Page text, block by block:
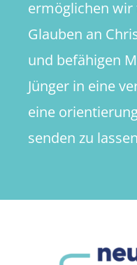
ermöglichen
Glauben an
und befähigen
Jünger in eine
eine
senden zu